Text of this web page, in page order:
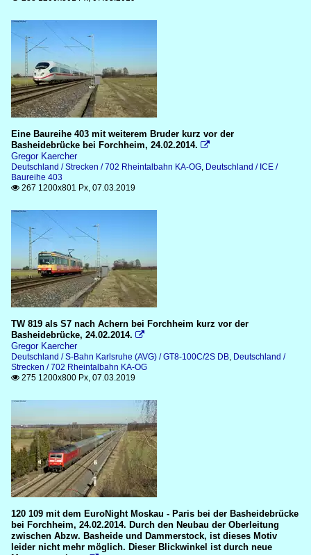
Eine Baureihe 403 mit weiterem Bruder kurz vor der
Basheidebrücke bei Forchheim, 24.02.2014. 
Gregor Kaercher
Deutschland / Strecken / 702 Rheintalbahn KA-OG, Deutschland / ICE /
Baureihe 403
 267 1200x801 Px, 07.03.2019
TW 819 als S7 nach Achern bei Forchheim kurz vor der
Basheidebrücke, 24.02.2014. 
Gregor Kaercher
Deutschland / S-Bahn Karlsruhe (AVG) / GT8-100C/2S DB, Deutschland /
Strecken / 702 Rheintalbahn KA-OG
 275 1200x800 Px, 07.03.2019
120 109 mit dem EuroNight Moskau - Paris bei der Basheidebrücke
bei Forchheim, 24.02.2014. Durch den Neubau der Oberleitung
zwischen Abzw. Basheide und Dammerstock, ist dieses Motiv
leider nicht mehr möglich. Dieser Blickwinkel ist durch neue